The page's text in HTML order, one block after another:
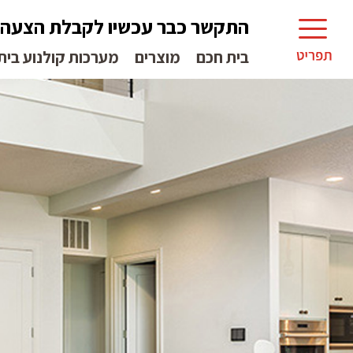
התקשר כבר עכשיו לקבלת הצעה
בית חכם מוצרים מערכות קולנוע